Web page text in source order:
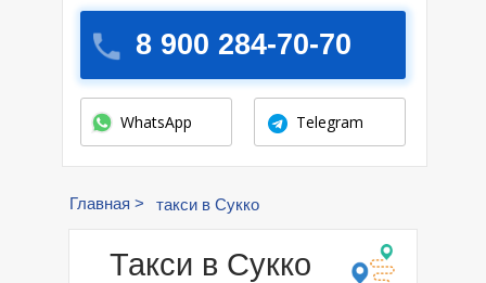
8 900 284-70-70
WhatsApp Telegram
Главная > такси в Сукко
Такси в Сукко